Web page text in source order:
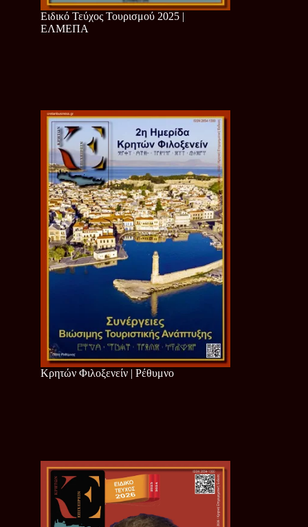
Ειδικό Τεύχος Τουρισμού 2025 |
ΕΛΜΕΠΑ
Κρητών Φιλοξενείν | Ρέθυμνο